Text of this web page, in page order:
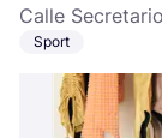
Calle
Sport